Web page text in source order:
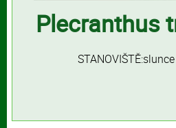
Plecranthus